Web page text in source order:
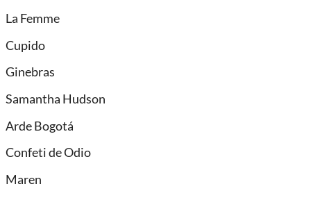
La Femme
Cupido
Ginebras
Samantha Hudson
Arde Bogotá
Confeti de Odio
Maren